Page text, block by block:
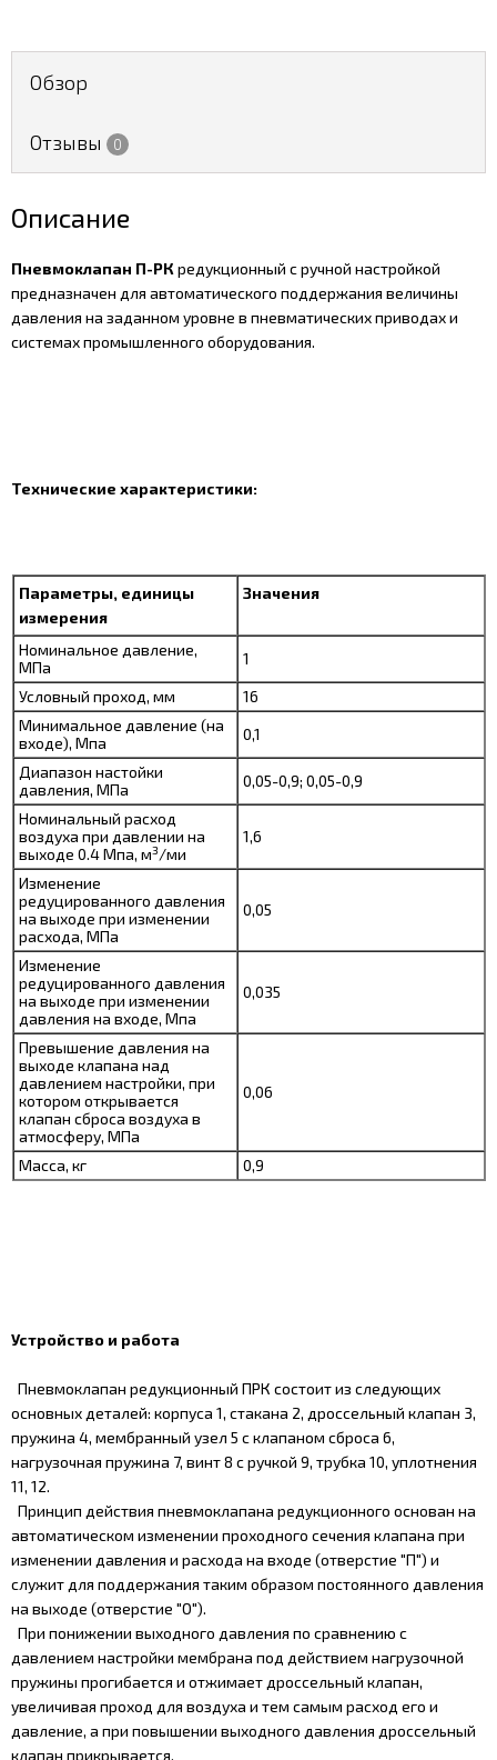
Обзор
Отзывы 0
Описание
Пневмоклапан П-РК редукционный с ручной настройкой
предназначен для автоматического поддержания величины
давления на заданном уровне в пневматических приводах и
системах промышленного оборудования.
Технические характеристики:
Параметры, единицы
измерения
Значения
Номинальное давление,
МПа
1
Условный проход, мм
16
Минимальное давление (на
входе), Мпа
0,1
Диапазон настойки
давления, МПа
0,05-0,9; 0,05-0,9
Номинальный расход
воздуха при давлении на
выходе 0.4 Мпа, м3/ми
1,6
Изменение
редуцированного давления
на выходе при изменении
расхода, МПа
0,05
Изменение
редуцированного давления
на выходе при изменении
давления на входе, Мпа
0,035
Превышение давления на
выходе клапана над
давлением настройки, при
котором открывается
клапан сброса воздуха в
атмосферу, МПа
0,06
Масса, кг 0,9
Устройство и работа
Пневмоклапан редукционный ПРК состоит из следующих
основных деталей: корпуса 1, стакана 2, дроссельный клапан 3,
пружина 4, мембранный узел 5 с клапаном сброса 6,
нагрузочная пружина 7, винт 8 с ручкой 9, трубка 10, уплотнения
11, 12.
Принцип действия пневмоклапана редукционного основан на
автоматическом изменении проходного сечения клапана при
изменении давления и расхода на входе (отверстие "П") и
служит для поддержания таким образом постоянного давления
на выходе (отверстие "О").
При понижении выходного давления по сравнению с
давлением настройки мембрана под действием нагрузочной
пружины прогибается и отжимает дроссельный клапан,
увеличивая проход для воздуха и тем самым расход его и
давление, а при повышении выходного давления дроссельный
клапан прикрывается.